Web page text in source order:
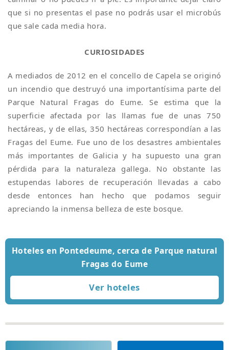
que si no presentas el pase no podrás usar el microbús
que sale cada media hora.
CURIOSIDADES
A mediados de 2012 en el concello de Capela se originó
un incendio que destruyó una importantísima parte del
Parque Natural Fragas do Eume. Se estima que la
superficie afectada por las llamas fue de unas 750
hectáreas, y de ellas, 350 hectáreas correspondían a las
Fragas del Eume. Fue uno de los desastres ambientales
más importantes de Galicia y ha supuesto una gran
pérdida para la naturaleza gallega. No obstante las
estupendas labores de recuperación llevadas a cabo
desde entonces han hecho que podamos seguir
apreciando la inmensa belleza de este bosque.
Hoteles en Pontedeume, cerca de Parque natural
Fragas do Eume